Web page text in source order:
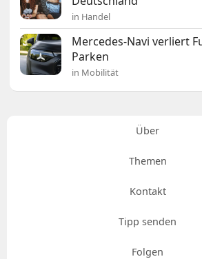
in Handel
Mercedes-Navi verliert
Parken
in Mobilität
Über
Themen
Kontakt
Tipp senden
Folgen